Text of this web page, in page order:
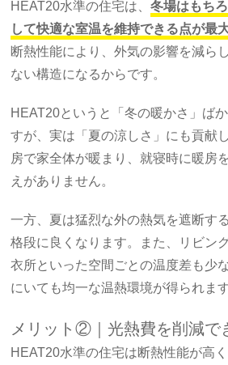
HEAT20水準の住宅は、冬場はもち
して快適な室温を維持できる点が最
断熱性能により、外気の影響を減ら
ない構造になるからです。
HEAT20というと「冬の暖かさ」ば
すが、実は「夏の涼しさ」にも貢献
房で家全体が暖まり、就寝時に暖房
えがありません。
一方、夏は猛烈な外の熱気を遮断す
格段に良くなります。また、リビン
衣所といった空間ごとの温度差も少
にいても均一な温熱環境が得られます
メリット②｜光熱費を削減で
HEAT20水準の住宅は断熱性能が高